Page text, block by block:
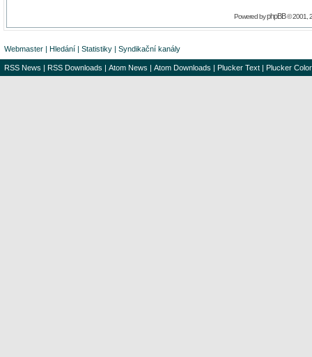
Powered byphpBB© 2001,
Webmaster | Hledání | Statistiky | Syndikační kanály
RSS News | RSS Downloads | Atom News | Atom Downloads | Plucker Text | Plucker Color